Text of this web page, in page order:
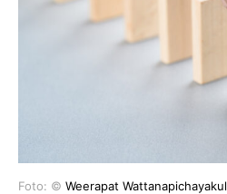
Foto: © Weerapat Wattanapichayakul